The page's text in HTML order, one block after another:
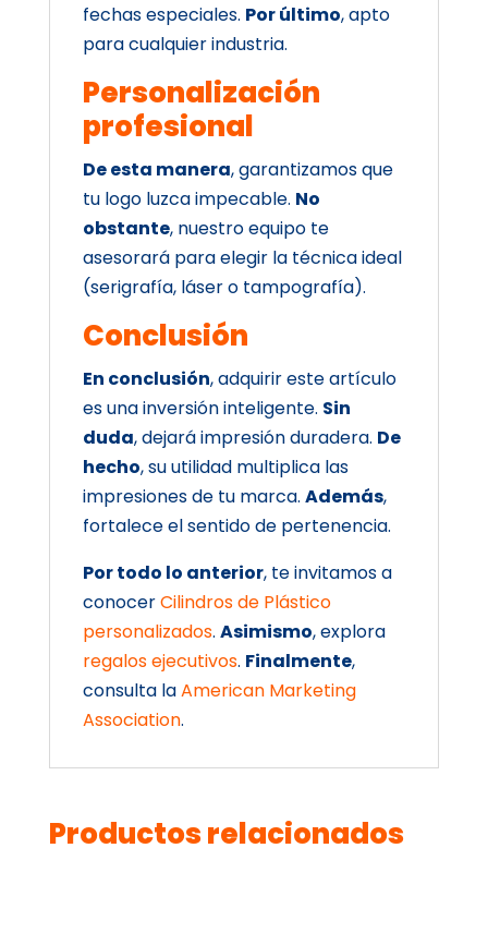
fechas especiales. Por último, apto
para cualquier industria.
Personalización
profesional
De esta manera, garantizamos que
tu logo luzca impecable. No
obstante, nuestro equipo te
asesorará para elegir la técnica ideal
(serigrafía, láser o tampografía).
Conclusión
En conclusión, adquirir este artículo
es una inversión inteligente. Sin
duda, dejará impresión duradera. De
hecho, su utilidad multiplica las
impresiones de tu marca. Además,
fortalece el sentido de pertenencia.
Por todo lo anterior, te invitamos a
conocerCilindros de Plástico
personalizados. Asimismo, explora
regalos ejecutivos. Finalmente,
consulta laAmerican Marketing
Association.
Productos relacionados